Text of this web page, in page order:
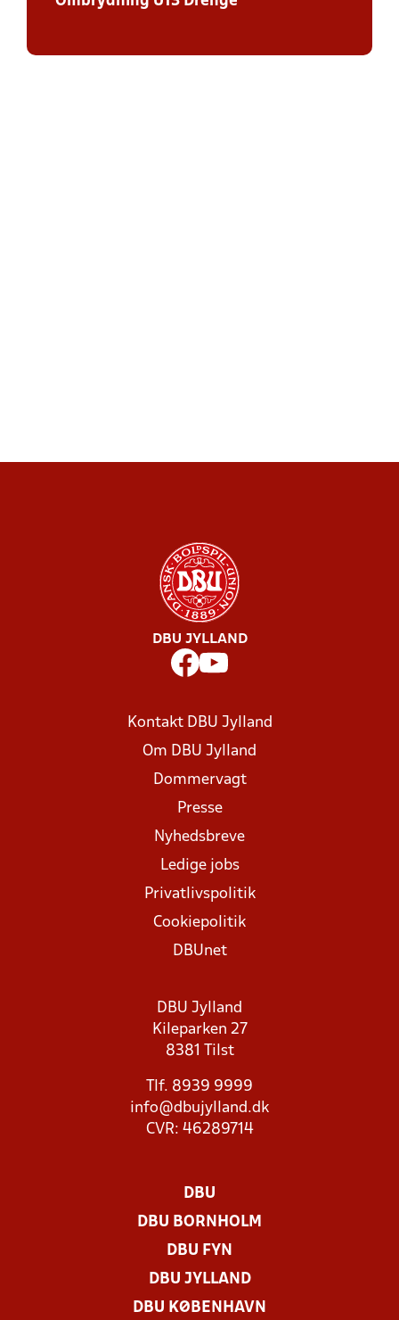
DBU JYLLAND
Kontakt DBU Jylland
Om DBU Jylland
Dommervagt
Presse
Nyhedsbreve
Ledige jobs
Privatlivspolitik
Cookiepolitik
DBUnet
DBU Jylland
Kileparken 27
8381 Tilst
Tlf. 8939 9999
info@dbujylland.dk
CVR: 46289714
DBU
DBU BORNHOLM
DBU FYN
DBU JYLLAND
DBU KØBENHAVN